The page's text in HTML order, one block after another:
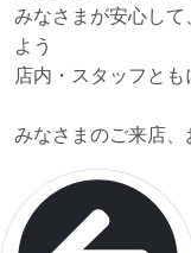
みなさまが安心し
よう
店内・スタッフとも
みなさまのご来店、